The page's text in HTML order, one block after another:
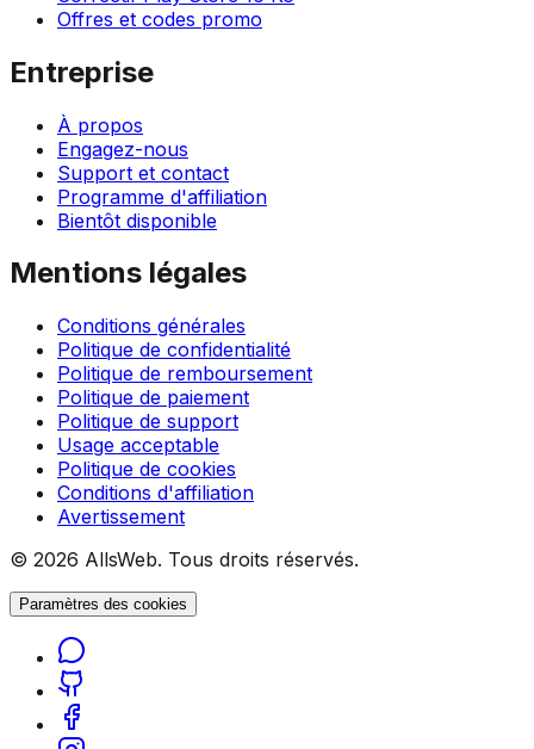
Offres et codes promo
Entreprise
À propos
Engagez-nous
Support et contact
Programme d'affiliation
Bientôt disponible
Mentions légales
Conditions générales
Politique de confidentialité
Politique de remboursement
Politique de paiement
Politique de support
Usage acceptable
Politique de cookies
Conditions d'affiliation
Avertissement
© 2026 AllsWeb. Tous droits réservés.
Paramètres des cookies